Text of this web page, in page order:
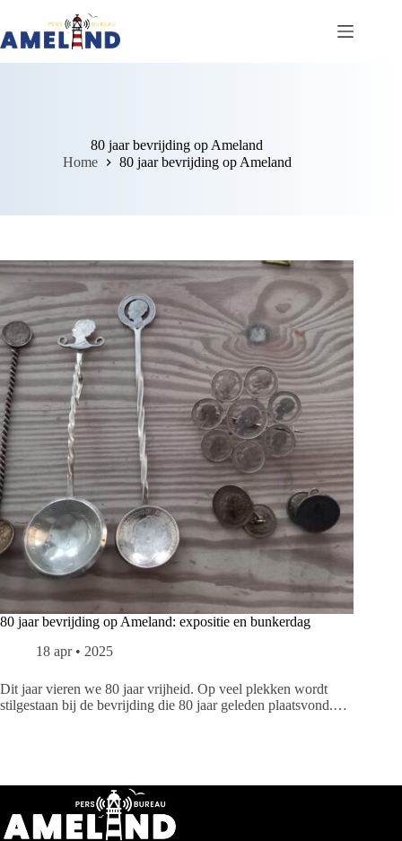
de
80 jaar bevrijding op Ameland
Home
80 jaar bevrijding op Ameland
80 jaar bevrijding op Ameland: expositie en bunkerdag
18 apr • 2025
Dit jaar vieren we 80 jaar vrijheid. Op veel plekken wordt
stilgestaan bij de bevrijding die 80 jaar geleden plaatsvond.…